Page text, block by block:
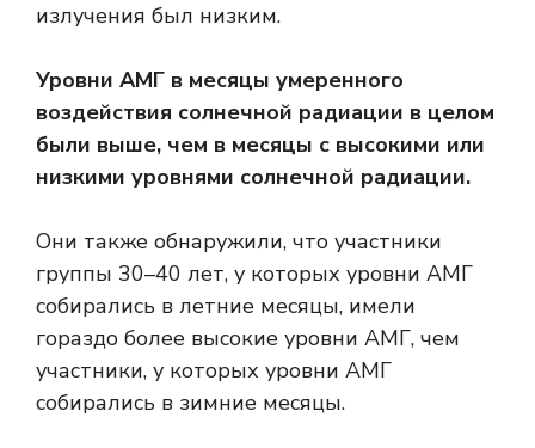
излучения был низким.
Уровни АМГ в месяцы умеренного
воздействия солнечной радиации в целом
были выше, чем в месяцы с высокими или
низкими уровнями солнечной радиации.
Они также обнаружили, что участники
группы 30–40 лет, у которых уровни АМГ
собирались в летние месяцы, имели
гораздо более высокие уровни АМГ, чем
участники, у которых уровни АМГ
собирались в зимние месяцы.